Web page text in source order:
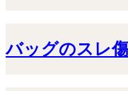
バッグのスレ